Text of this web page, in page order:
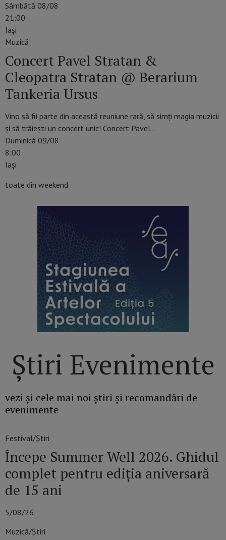
Sâmbătă 08/08
21:00
Iaşi
Muzică
Concert Pavel Stratan &
Cleopatra Stratan @ Berarium
Tankeria Ursus
Vino să fii parte din această reuniune rară, să simți magia muzicii
și să trăiești un concert unic! Concert Pavel…
Duminică 09/08
8:00
Iaşi
toate din weekend
Știri Evenimente
vezi și cele mai noi știri și recomandări de
evenimente
Festival/Știri
Începe Summer Well 2026. Ghidul
complet pentru ediția aniversară
de 15 ani
5/08/26
Muzică/Știri